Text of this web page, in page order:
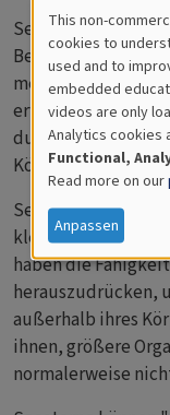
Seesterne
Befruchtung, und
mehrere
erwachsen
durch Teilung
Körperteile
Seesterne sind
kleinen Fischen,
haben die
herauszudrücken,
außerhalb ihres
ihnen, größere
normalerweise
Cookies
for
This non-
cookies to
used and to
embedded
videos are only
Analytics cookies
Functional,
Read more on our
Anpassen